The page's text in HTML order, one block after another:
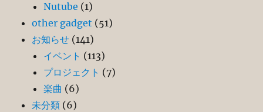
Nutube (1)
other gadget (51)
お知らせ (141)
イベント (113)
プロジェクト (7)
楽曲 (6)
未分類 (6)